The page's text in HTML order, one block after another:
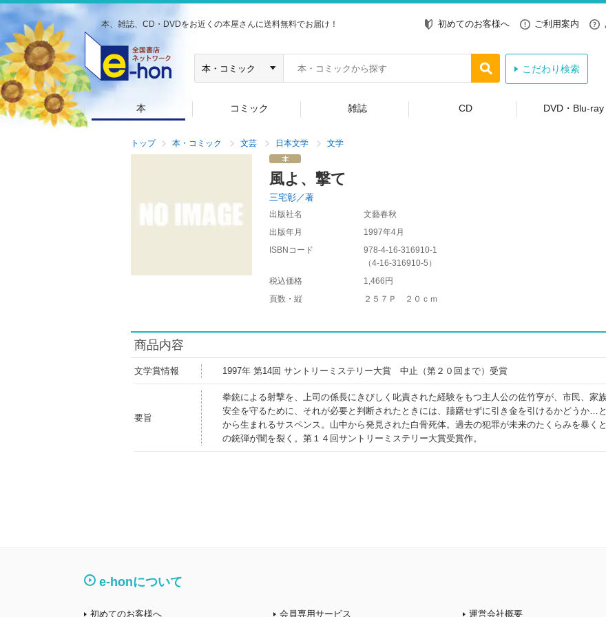
本、雑誌、CD・DVDをお近くの本屋さんに送料無料でお届け！ 初めてのお客様へ ご利用案内
こだわり検索
本 コミック 雑誌 CD DVD・Blu-ray
トップ 本・コミック 文芸 日本文学 文学
風よ、撃て
三宅彰／著
出版社名
文藝春秋
出版年月
1997年4月
ISBNコード
978-4-16-316910-1
（4-16-316910-5 ）
税込価格
1,466円
頁数・縦
２５７Ｐ ２０ｃｍ
商品内容
文学賞情報 1997年 第14回 サントリーミステリー大賞 中止（第２０回まで）受賞
要旨
拳銃による射撃を、上司の係長にきびしく叱責された経験をもつ主人公の佐竹亨が、市民、家
安全を守るために、それが必要と判断されたときには、躊躇せずに引き金を引けるかどうか…
から生まれるサスペンス。山中から発見された白骨死体。過去の犯罪が未来のたくらみを暴く
の銃弾が闇を裂く。第１４回サントリーミステリー大賞受賞作。
e-honについて
初めてのお客様へ 会員専用サービス 運営会社概要